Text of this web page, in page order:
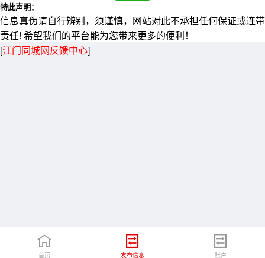
特此声明：
信息真伪请自行辨别，须谨慎，网站对此不承担任何保证或连带
责任! 希望我们的平台能为您带来更多的便利！
[江门同城网反馈中心]
首页 发布信息 账户